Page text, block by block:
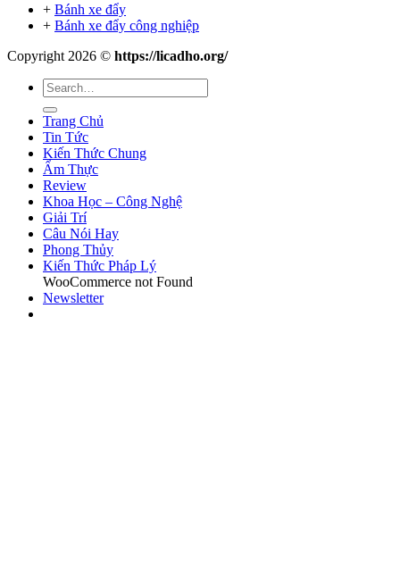
+ Bánh xe đẩy
+ Bánh xe đẩy công nghiệp
Copyright 2026 © https://licadho.org/
Trang Chủ
Tin Tức
Kiến Thức Chung
Ẩm Thực
Review
Khoa Học – Công Nghệ
Giải Trí
Câu Nói Hay
Phong Thủy
Kiến Thức Pháp Lý
WooCommerce not Found
Newsletter